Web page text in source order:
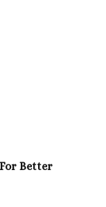
Better